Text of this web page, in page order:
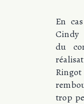
En
Cindy
du
trop